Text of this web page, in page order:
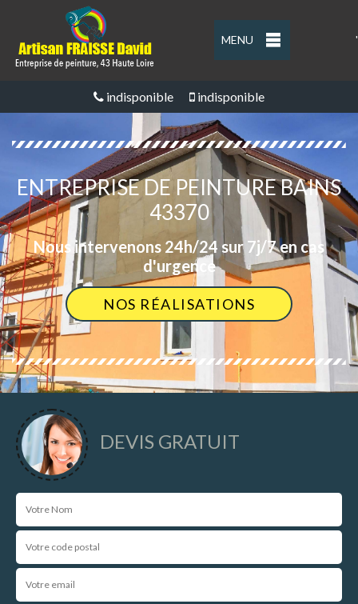
MENU '
indisponible indisponible
ENTREPRISE DE PEINTURE BAINS
43370
Nous intervenons 24h/24 sur 7j/7 en cas
d'urgence
NOS RÉALISATIONS
DEVIS GRATUIT